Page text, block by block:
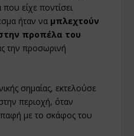
είχε ποντίσει
ήταν να μπλεχτούν
προπέλα του
την προσωρινή
σημαίας, εκτελούσε
περιοχή, όταν
με το σκάφος του